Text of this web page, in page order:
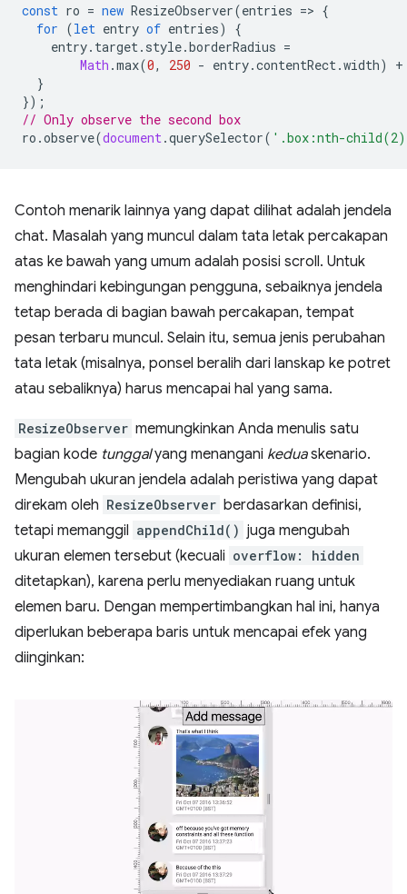
const ro = new ResizeObserver(entries => {
for (let entry of entries)
{
entry. target . style.borderRadius =
Math .max(0, 250 - entry.contentRect .width)
+
}
});
// Only observe the second box
ro .observe(document .querySelector( '.box:nth-
Contoh menarik lainnya yang dapat dilihat adalah jendela
chat. Masalah yang muncul dalam tata letak percakapan
atas ke bawah yang umum adalah posisi scroll. Untuk
menghindari kebingungan pengguna, sebaiknya jendela
tetap berada di bagian bawah percakapan, tempat
pesan terbaru muncul. Selain itu, semua jenis perubahan
tata letak (misalnya, ponsel beralih dari lanskap ke potret
atau sebaliknya) harus mencapai hal yang sama.
ResizeObserver memungkinkan Anda menulis satu
bagian kode tunggalyang menangani keduaskenario.
Mengubah ukuran jendela adalah peristiwa yang dapat
direkam oleh ResizeObserver berdasarkan definisi,
tetapi memanggil appendChild() juga mengubah
ukuran elemen tersebut (kecuali overflow: hidden
ditetapkan), karena perlu menyediakan ruang untuk
elemen baru. Dengan mempertimbangkan hal ini, hanya
diperlukan beberapa baris untuk mencapai efek yang
diinginkan: